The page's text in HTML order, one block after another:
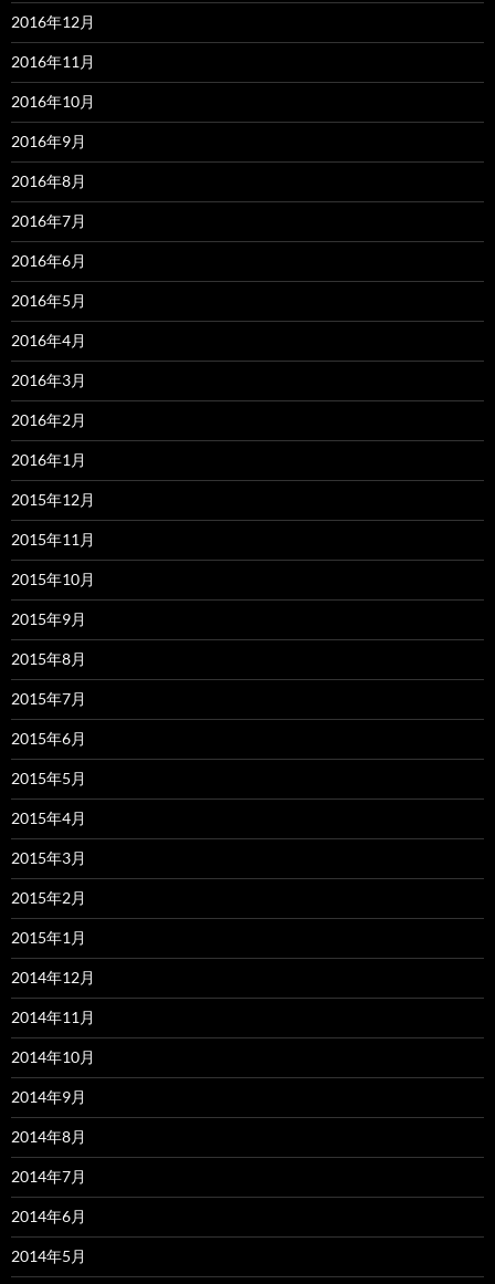
2016年12月
2016年11月
2016年10月
2016年9月
2016年8月
2016年7月
2016年6月
2016年5月
2016年4月
2016年3月
2016年2月
2016年1月
2015年12月
2015年11月
2015年10月
2015年9月
2015年8月
2015年7月
2015年6月
2015年5月
2015年4月
2015年3月
2015年2月
2015年1月
2014年12月
2014年11月
2014年10月
2014年9月
2014年8月
2014年7月
2014年6月
2014年5月